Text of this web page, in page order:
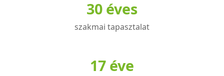
termékoldalon
választhatók
30 éves
szakmai tapasztalat
17 éve